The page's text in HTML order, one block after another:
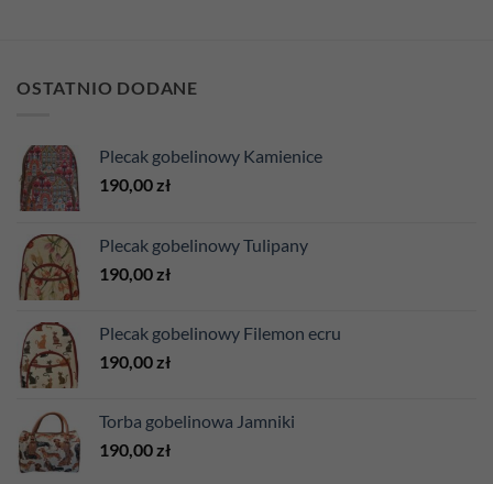
OSTATNIO DODANE
Plecak gobelinowy Kamienice
190,00 zł
Plecak gobelinowy Tulipany
190,00 zł
Plecak gobelinowy Filemon ecru
190,00 zł
Torba gobelinowa Jamniki
190,00 zł